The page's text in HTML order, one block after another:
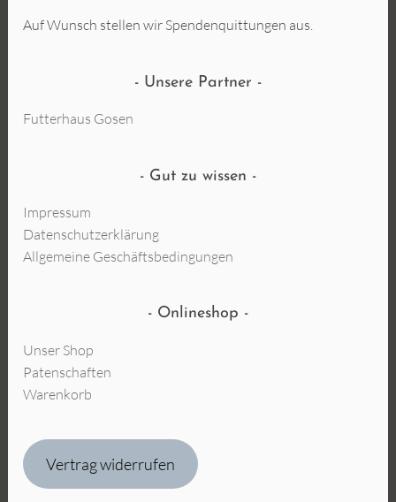
Auf Wunsch stellen wir Spendenquittungen aus.
Unsere Partner
Futterhaus Gosen
Gut zu wissen
Impressum
Datenschutzerklärung
Allgemeine Geschäftsbedingungen
Onlineshop
Unser Shop
Patenschaften
Warenkorb
Vertrag widerrufen